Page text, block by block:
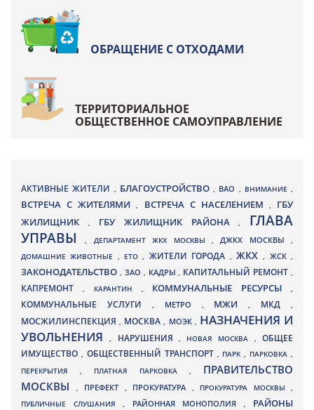
ОБРАЩЕНИЕ С ОТХОДАМИ
ТЕРРИТОРИАЛЬНОЕ
ОБЩЕСТВЕННОЕ САМОУПРАВЛЕНИЕ
АКТИВНЫЕ ЖИТЕЛИ , БЛАГОУСТРОЙСТВО , ВАО , ВНИМАНИЕ ,
ВСТРЕЧА С ЖИТЕЛЯМИ, ВСТРЕЧА С НАСЕЛЕНИЕМ , ГБУ
ЖИЛИЩНИК
, ГБУ ЖИЛИЩНИК РАЙОНА, ГЛАВА
УПРАВЫ, ДЕПАРТАМЕНТ ЖКХ МОСКВЫ ,ДЖКХ МОСКВЫ ,
ДОМАШНИЕ ЖИВОТНЫЕ , ЕТО, ЖИТЕЛИ ГОРОДА , ЖКХ, ЖСК,
ЗАКОНОДАТЕЛЬСТВО , ЗАО , КАДРЫ, КАПИТАЛЬНЫЙ РЕМОНТ ,
КАПРЕМОНТ , КАРАНТИН , КОММУНАЛЬНЫЕ РЕСУРСЫ,
КОММУНАЛЬНЫЕ УСЛУГИ , МЕТРО , МЖИ, МКД ,
МОСЖИЛИНСПЕКЦИЯ, МОСКВА , МОЭК , НАЗНАЧЕНИЯ И
УВОЛЬНЕНИЯ, НАРУШЕНИЯ , НОВАЯ МОСКВА ,ОБЩЕЕ
ИМУЩЕСТВО , ОБЩЕСТВЕННЫЙ ТРАНСПОРТ , ПАРК, ПАРКОВКА ,
ПЕРЕКРЫТИЯ , ПЛАТНАЯ ПАРКОВКА , ПРАВИТЕЛЬСТВО
МОСКВЫ
, ПРЕФЕКТ , ПРОКУРАТУРА , ПРОКУРАТУРА МОСКВЫ ,
ПУБЛИЧНЫЕ СЛУШАНИЯ , РАЙОННАЯ МОНОПОЛИЯ , РАЙОНЫ